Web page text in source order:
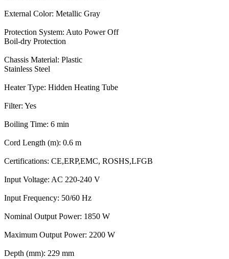
External Color: Metallic Gray
Protection System: Auto Power Off
Boil-dry Protection
Chassis Material: Plastic
Stainless Steel
Heater Type: Hidden Heating Tube
Filter: Yes
Boiling Time: 6 min
Cord Length (m): 0.6 m
Certifications: CE,ERP,EMC, ROSHS,LFGB
Input Voltage: AC 220-240 V
Input Frequency: 50/60 Hz
Nominal Output Power: 1850 W
Maximum Output Power: 2200 W
Depth (mm): 229 mm